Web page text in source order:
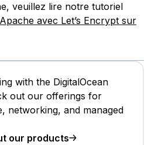
veuillez lire notre tutoriel
avec Let’s Encrypt sur
with the DigitalOcean
out our offerings for
networking, and managed
our products